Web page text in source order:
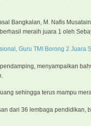
Bangkalan, M. Nafis
meraih juara 1 oleh
Guru TMI Borong 2 Juara
menyampaikan
sehingga terus mampu
dari 36 lembaga pendidikan,